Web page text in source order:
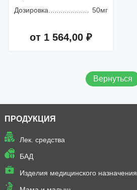
Дозировка
50мг
от 1 564,00 ₽
Вернуться
ПРОДУКЦИЯ
Лек. средства
БАД
Изделия медицинского назначения